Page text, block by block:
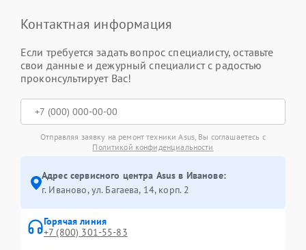
Контактная информация
Если требуется задать вопрос специалисту, оставьте
свои данные и дежурный специалист с радостью
проконсультирует Вас!
Отправляя заявку на ремонт техники Asus, Вы соглашаетесь с
Политикой конфиденциальности
Адрес сервисного центра Asus в Иванове:
г. Иваново, ул. Багаева, 14, корп. 2
Горячая линия
+7 (800) 301-55-83